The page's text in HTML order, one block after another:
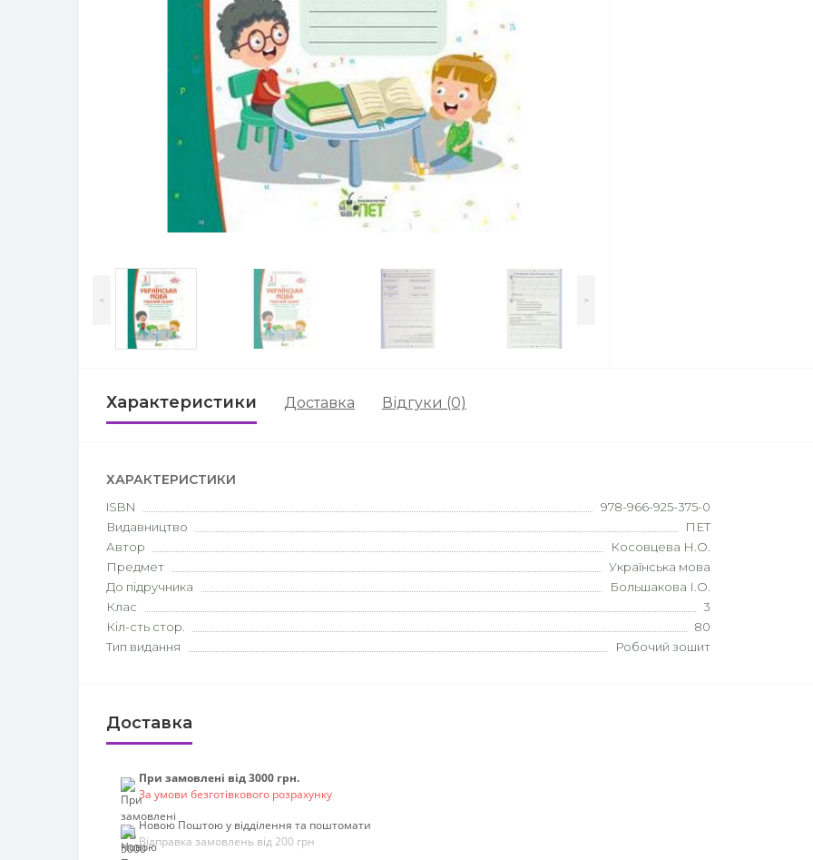
< >
Характеристики Доставка Відгуки (0)
ХАРАКТЕРИСТИКИ
ISBN
978-966-925-375-0
Видавництво
ПЕТ
Автор
Косовцева Н.О.
Предмет
Українська мова
До підручника
Большакова І.О.
Клас
3
Кіл-сть стор.
80
Тип видання
Робочий зошит
Доставка
При замовлені від 3000 грн.
За умови безготівкового розрахунку
Новою Поштою у відділення та поштомати
Відправка замовлень від 200 грн